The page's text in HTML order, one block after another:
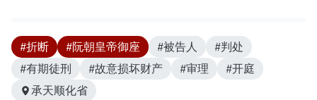
#折断 #阮朝皇帝御座 #被告人
#判处
#有期徒刑
#故意损坏财产 #审理
#开庭
承天顺化省